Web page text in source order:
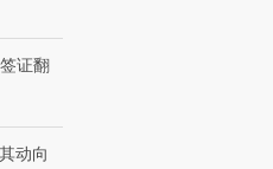
证翻
动向